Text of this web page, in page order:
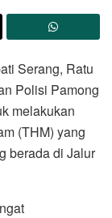
Serang, Ratu
Polisi Pamong
melakukan
(THM) yang
berada di Jalur